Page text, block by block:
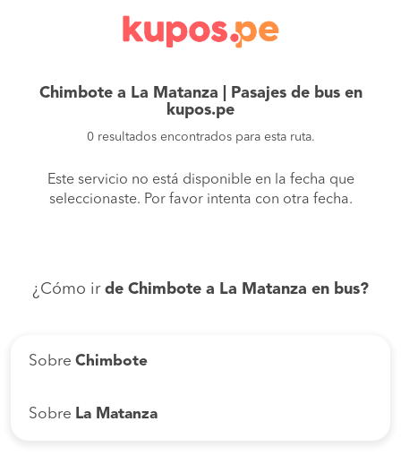
Chimbote a La Matanza | Pasajes de bus en
kupos.pe
0 resultados encontrados para esta ruta.
Este servicio no está disponible en la fecha que
seleccionaste. Por favor intenta con otra fecha.
¿Cómo ir de Chimbote a La Matanza en bus?
Sobre Chimbote
Sobre La Matanza